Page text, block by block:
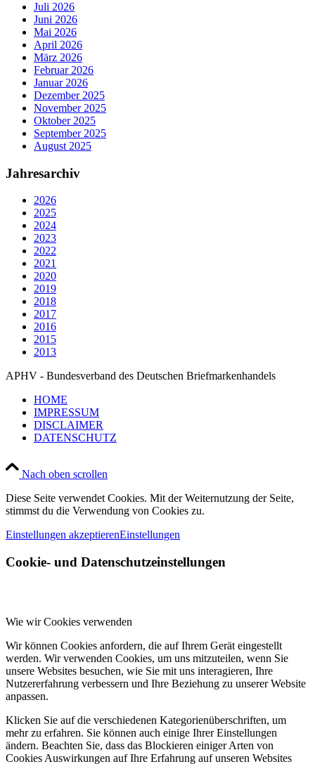
Juli 2026
Juni 2026
Mai 2026
April 2026
März 2026
Februar 2026
Januar 2026
Dezember 2025
November 2025
Oktober 2025
September 2025
August 2025
Jahresarchiv
2026
2025
2024
2023
2022
2021
2020
2019
2018
2017
2016
2015
2013
APHV - Bundesverband des Deutschen Briefmarkenhandels
HOME
IMPRESSUM
DISCLAIMER
DATENSCHUTZ
Nach oben scrollen
Diese Seite verwendet Cookies. Mit der Weiternutzung der Seite,
stimmst du die Verwendung von Cookies zu.
Einstellungen akzeptierenEinstellungen
Cookie- und Datenschutzeinstellungen
Wie wir Cookies verwenden
Wir können Cookies anfordern, die auf Ihrem Gerät eingestellt
werden. Wir verwenden Cookies, um uns mitzuteilen, wenn Sie
unsere Websites besuchen, wie Sie mit uns interagieren, Ihre
Nutzererfahrung verbessern und Ihre Beziehung zu unserer Website
anpassen.
Klicken Sie auf die verschiedenen Kategorienüberschriften, um
mehr zu erfahren. Sie können auch einige Ihrer Einstellungen
ändern. Beachten Sie, dass das Blockieren einiger Arten von
Cookies Auswirkungen auf Ihre Erfahrung auf unseren Websites